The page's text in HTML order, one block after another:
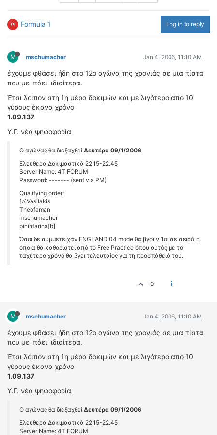
Formula 1 Log in to reply
M mschumacher Jan 4, 2006, 11:10 AM
έχουμε φθάσει ήδη στο 12ο αγώνα της χρονιάς σε μια πίστα
που με 'πάει' ιδιαίτερα.
Έτσι λοιπόν στη 1η μέρα δοκιμών και με λιγότερο από 10
γύρους έκανα χρόνο
1.09.137
Υ.Γ. νέα ψηφοφορία
O αγώνας θα διεξαχθείΔευτέρα 09/1/2006
Ελεύθερα Δοκιμαστικά 22.15-22.45
Server Name: 4T FORUM
Password: ------- (sent via PM)
Qualifying order:
[b]Vasilakis
Theofaman
mschumacher
pininfarina[b]
Όσοι δε συμμετείχαν ENGLAND 04 mode θα βγουν 1οι σε σειρά η
οποία θα καθοριστεί από το Free Practice όπου αυτός με το
ταχύτερο χρόνο θα βγει τελευταίος για τη προσπάθειά του.
0
M mschumacher Jan 4, 2006, 11:10 AM
έχουμε φθάσει ήδη στο 12ο αγώνα της χρονιάς σε μια πίστα
που με 'πάει' ιδιαίτερα.
Έτσι λοιπόν στη 1η μέρα δοκιμών και με λιγότερο από 10
γύρους έκανα χρόνο
1.09.137
Υ.Γ. νέα ψηφοφορία
O αγώνας θα διεξαχθεί Δευτέρα 09/1/2006
Ελεύθερα Δοκιμαστικά 22.15-22.45
Server Name: 4T FORUM
ΟΔΟΙΠΟΡΙΚΑ
VIDEO
ΝΕΑ ΜΟΝΤΕΛΑ
ΑΓΩΝΕΣ
CANDID CAMERA
ΤΕΧΝΟΛΟΓΙΑ
ΕΙΔΗΣΕΙΣ – ΠΑΡΟΥΣΙΑΣΕΙΣ
ΛΕΞΙΚΟ
ΔΟΚΙΜΕΣ – ΠΑΡΟΥΣΙΑΣΕΙΣ
ΕΙΔΗΣΕΙΣ
ΑΓΩΝΕΣ
FORMULA 1
WRC
ΔΙΕΘΝΕΙΣ ΑΓΩΝΕΣ
ΕΛΛΗΝΙΚΟΙ ΑΓΩΝΕΣ
ΤΙΜΕΣ
ΠΡΟΣΩΠΙΚΟΤΗΤΕΣ
ΑΓΩΝΙΣΤΙΚΑ ΑΥΤΟΚΙΝΗΤΑ
ΑΓΩΝΕΣ/ΔΙΟΡΓΑΝΩΣΕΙΣ
ΑΓΟΡΑ
ΠΩΛΗΣΕΙΣ
ΠΡΟΣΦΟΡΕΣ
ΜΕΤΑΧΕΙΡΙΣΜΕΝΑ
2ΤΡΟΧΟΙ